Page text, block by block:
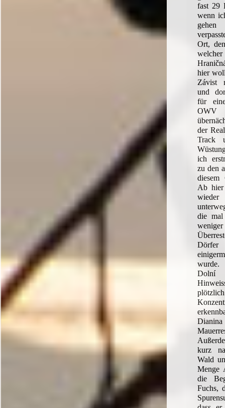
fast 29
wenn
Ort,
hier
Závist
und
für
OWV
der
Track
ich
zu den
Ab
die
Dolní
kurz
Wald
Menge
die
Fuchs,